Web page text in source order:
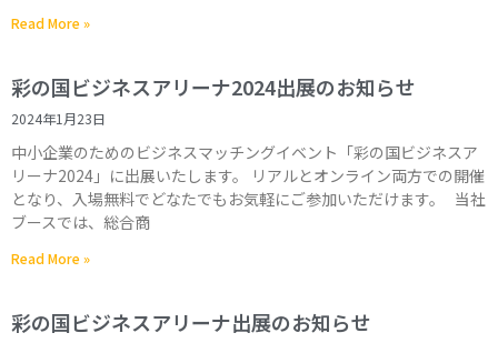
Read More »
彩の国ビジネスアリーナ2024出展のお知らせ
2024年1月23日
中小企業のためのビジネスマッチングイベント「彩の国ビジネスア
リーナ2024」に出展いたします。 リアルとオンライン両方での開催
となり、入場無料でどなたでもお気軽にご参加いただけます。 当社
ブースでは、総合商
Read More »
彩の国ビジネスアリーナ出展のお知らせ